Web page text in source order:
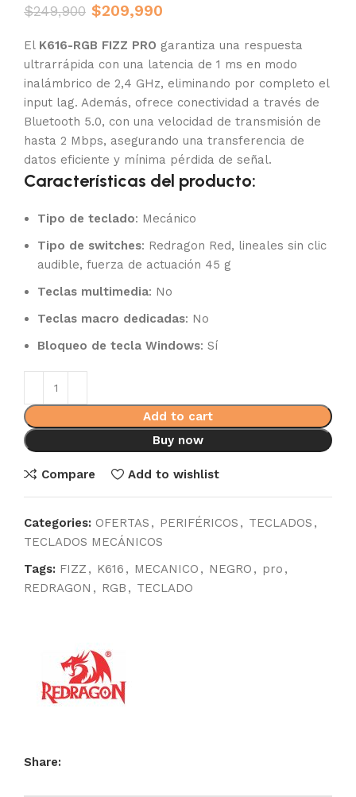
$249,900 $209,990
El K616-RGB FIZZ PRO garantiza una respuesta
ultrarrápida con una latencia de 1 ms en modo
inalámbrico de 2,4 GHz, eliminando por completo el
input lag. Además, ofrece conectividad a través de
Bluetooth 5.0, con una velocidad de transmisión de
hasta 2 Mbps, asegurando una transferencia de
datos eficiente y mínima pérdida de señal.
Características del producto:
Tipo de teclado: Mecánico
Tipo de switches: Redragon Red, lineales sin clic
audible, fuerza de actuación 45 g
Teclas multimedia: No
Teclas macro dedicadas: No
Bloqueo de tecla Windows: Sí
Add to cart
Buy now
Compare Add to wishlist
Categories: OFERTAS , PERIFÉRICOS , TECLADOS ,
TECLADOS MECÁNICOS
Tags: FIZZ , K616 , MECANICO , NEGRO , pro ,
REDRAGON , RGB , TECLADO
Share: